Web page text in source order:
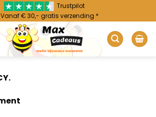
Trustpilot
Vanaf € 30,- gratis verzending *